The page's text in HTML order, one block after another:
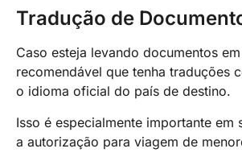
Tradução de
Caso esteja levando documentos
recomendável que tenha traduções
o idioma oficial do país de destino.
Isso é especialmente importante em
a autorização para viagem de